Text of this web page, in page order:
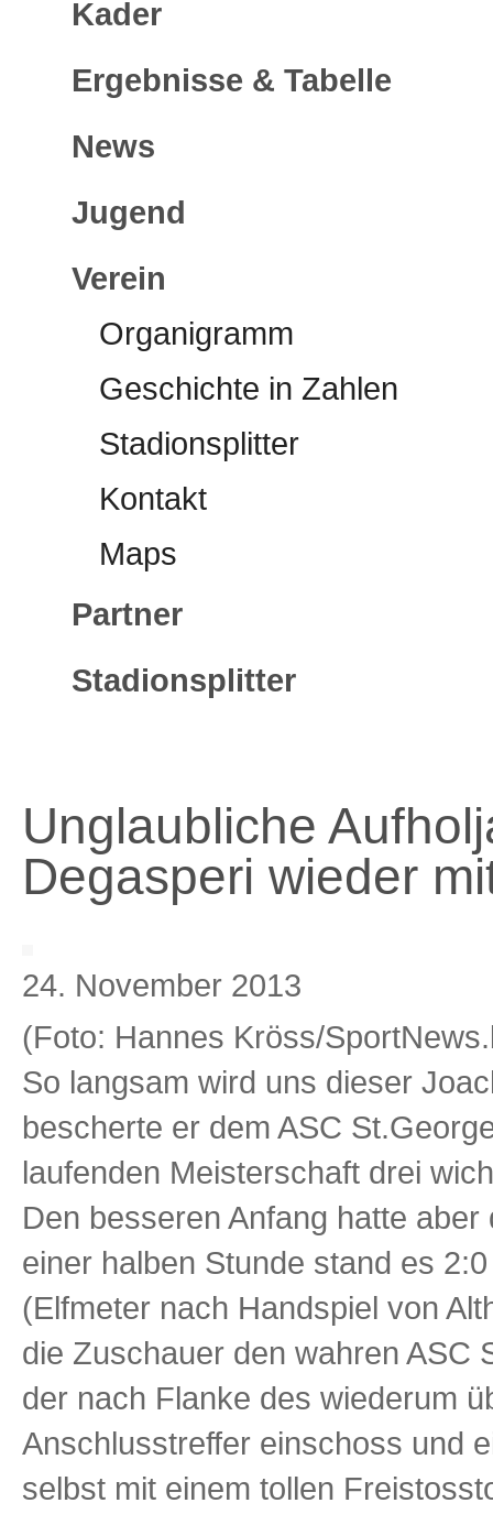
Kader
Ergebnisse & Tabelle
News
Jugend
Verein
Organigramm
Geschichte in Zahlen
Stadionsplitter
Kontakt
Maps
Partner
Stadionsplitter
Unglaubliche
Degasperi wieder
24. November 2013
(Foto: Hannes Kröss/
So langsam wird uns dieser
bescherte er dem ASC
laufenden Meisterschaft drei
Den besseren Anfang hatte
einer halben Stunde stand es
(Elfmeter nach Handspiel von
die Zuschauer den wahren ASC
der nach Flanke des wiederum
Anschlusstreffer einschoss und
selbst mit einem tollen